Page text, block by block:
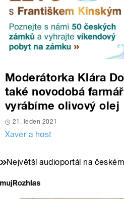
Moderátorka Klára
také novodobá
vyrábíme olivový olej
21. leden 2021
Xaver a host
Největší audioportál na